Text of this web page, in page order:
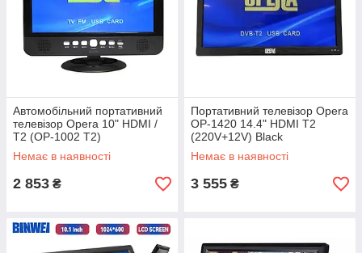
Автомобільний портативний
телевізор Opera 10" HDMI /
T2 (OP-1002 T2)
Немає в наявності
2 853 ₴
Портативний телевізор Opera
OP-1420 14.4" HDMI Т2
(220V+12V) Black
Немає в наявності
3 555 ₴